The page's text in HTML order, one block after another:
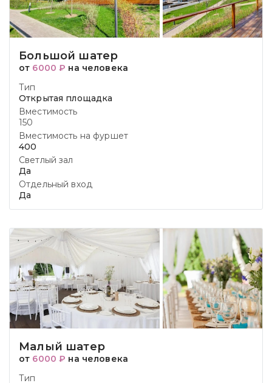
Большой шатер
от 6000 ₽ на человека
Тип
Открытая площадка
Вместимость
150
Вместимость на фуршет
400
Светлый зал
Да
Отдельный вход
Да
Малый шатер
от 6000 ₽ на человека
Тип